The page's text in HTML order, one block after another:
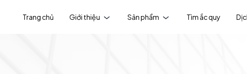
Trang chủ Giới thiệu Sản phẩm Tìm ắc quy